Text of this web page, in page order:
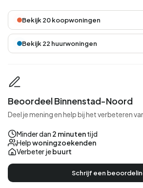
Bekijk 20 koopwoningen
Bekijk 22 huurwoningen
Beoordeel Binnenstad-Noord
Deel je mening en help bij het verbeteren
Minder dan 2 minutentijd
Helpwoningzoekenden
Verbeter jebuurt
Schrijf een